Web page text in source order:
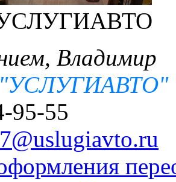
Владимир
"УСЛУГИАВТО"
95-55